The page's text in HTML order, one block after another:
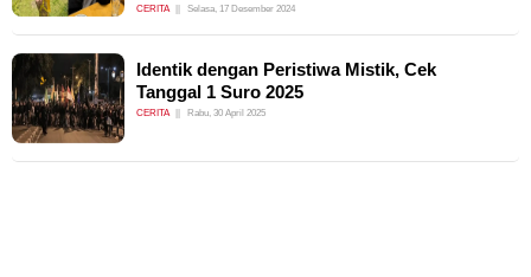
CERITA Selasa, 17 Desember 2024
Identik dengan Peristiwa Mistik, Cek
Tanggal 1 Suro 2025
CERITA Rabu, 30 April 2025